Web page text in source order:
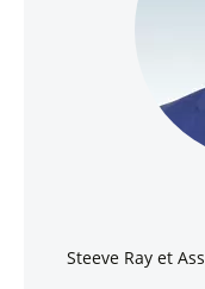
Steeve Ray et